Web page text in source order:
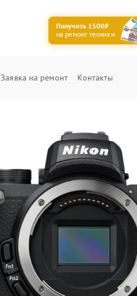
Получить 1500₽
на ремонт техники
Заявка на ремонт Контакты